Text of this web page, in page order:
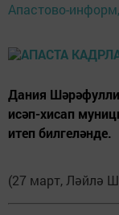
Апастово-информ,
Дания
исәп-хисап
итеп билгеләнде.
(27 март, Ләйлә